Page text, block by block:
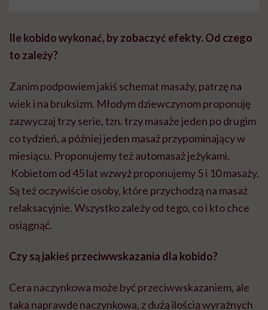
Ile kobido wykonać, by zobaczyć efekty. Od czego
to zależy?
Zanim podpowiem jakiś schemat masaży, patrzę na
wiek i na bruksizm. Młodym dziewczynom proponuję
zazwyczaj trzy serie, tzn. trzy masaże jeden po drugim
co tydzień, a później jeden masaż przypominający w
miesiącu. Proponujemy też automasaż jeżykami.
Kobietom od 45 lat wzwyż proponujemy 5 i 10 masaży.
Są też oczywiście osoby, które przychodzą na masaż
relaksacyjnie. Wszystko zależy od tego, co i kto chce
osiągnąć.
Czy są jakieś przeciwwskazania dla kobido?
Cera naczynkowa może być przeciwwskazaniem, ale
taka naprawdę naczynkowa, z dużą ilością wyraźnych